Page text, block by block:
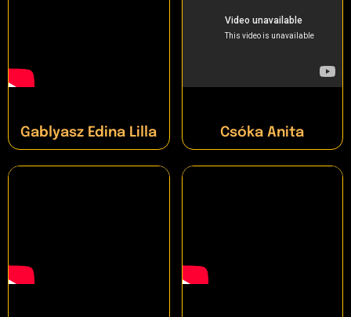
Gablyasz Edina Lilla Csóka Anita